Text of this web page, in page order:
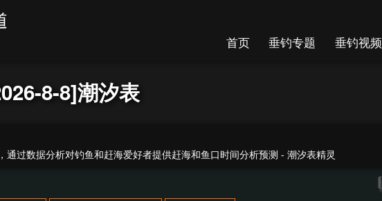
首页 垂钓专题 垂钓视频
8-8]潮汐表
通过数据分析对钓鱼和赶海爱好者提供赶海和鱼口时间分析预测 - 潮汐表精灵